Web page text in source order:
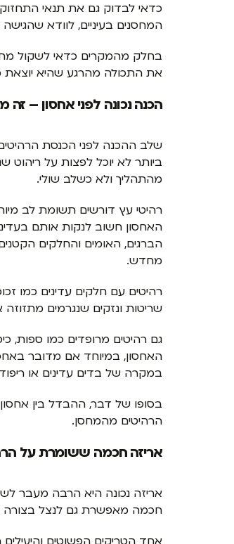
כדאי לבדוק גם את תנאי
המחסנים בעיניים, לוודא
בחלק מהמקרים כדאי לשקול
את התכולה מהרגע שהיא יוצאת
הכנה נכונה לפני אחסון –
שלב ההכנה לפני הכנסת
ביותר לא יוכל לפצות על
מהתהליך ולא כשלב שולי.
רהיטי עץ דורשים תשומת לב
האחסון חשוב לנקות אותם
הברגים, האומים והחלקים
מחדש.
רהיטים עם חלקים עדינים כמו
שריטות ונזקים שנגרמים
גם רהיטים מרופדים כמו ספות,
האחסון, במיוחד אם מדובר
במקרה של בדים עדינים או
בסופו של דבר, ההבדל בין
הרהיטים מהמחסן.
אריזה חכמה ששומרת על
אריזה נכונה היא הרבה מעבר
חכמה מאפשרת גם לנצל בצורה